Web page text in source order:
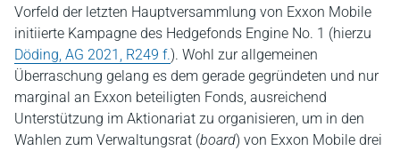
Vorfeld der letzten Hauptversammlung von Exxon Mobile
initiierte Kampagne des Hedgefonds Engine No. 1 (hierzu
Döding, AG 2021, R249 f.). Wohl zur allgemeinen
Überraschung gelang es dem gerade gegründeten und nur
marginal an Exxon beteiligten Fonds, ausreichend
Unterstützung im Aktionariat zu organisieren, um in den
Wahlen zum Verwaltungsrat (board) von Exxon Mobile drei